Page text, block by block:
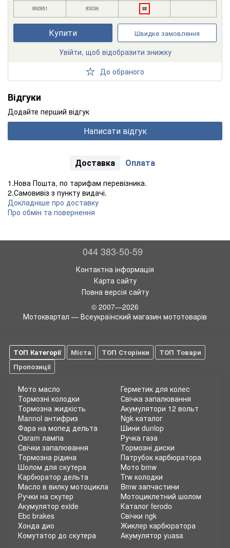
892851 83036 ☎
Купити Швидке замовлення
Увійти, щоб відобразити знижку
До обраного
Відгуки
Додайте перший відгук
Написати відгук
Доставка Оплата
1.Нова Пошта, по тарифам перевізника.
2.Самовивіз з пункту видачі.
Докладніше про доставку
Про обмін та повернення
044 383-50-59
Контактна інформація
Карта сайту
Повна версія сайту
© 2007—2026
Мотоквартал — Всеукраїнский магазин мототоварів
ТОП Категорії Міста ТОП Сторінки
ТОП Товари
Пропозиції
Мото масло
Тормозні колодки
Тормозна жидкість
Mannol антифриз
Фара на мопед дельта
Osram лампа
Свічки запалювання
Тормозна рідина
Герметик для колес
Свічка запалювання
Акумулятори 12 вольт
Ngk каталог
Шини dunlop
Ручка газа
Тормозні диски
Патрубок карбюратора
Шолом для скутера
Карбюратор дельта
Масло в вилку мотоцикла
Ручки на скутер
Акумулятор exide
Ebc brakes
Хонда дио
Комутатор до скутера
Мото bmw
Trw колодки
Bmw запчастини
Мотоциклетний шолом
Каталог ferodo
Свічки ngk
Жиклер карбюратора
Акумулятор yuasa